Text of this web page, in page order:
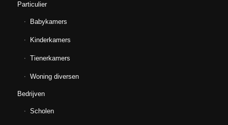
Particulier
Babykamers
Kinderkamers
Tienerkamers
Woning diversen
Bedrijven
Scholen